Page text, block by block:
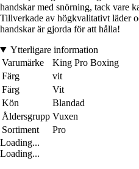
handskar med snörning, tack vare
Tillverkade av högkvalitativt läder
handskar är gjorda för att hålla!
Ytterligare information
Varumärke
King Pro Boxing
Färg
vit
Färg
Vit
Kön
Blandad
Åldersgrupp Vuxen
Sortiment
Pro
Loading...
Loading...